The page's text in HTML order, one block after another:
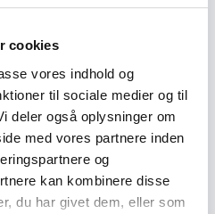
cookies
vores indhold og
til sociale medier og til
deler også oplysninger om
med vores partnere inden
og
kan kombinere disse
du har givet dem, eller som
til at agere som advocacy
legitimitet hos og
til mennesker med
arbejde.
til mennesker med
er 400 familier. I hver